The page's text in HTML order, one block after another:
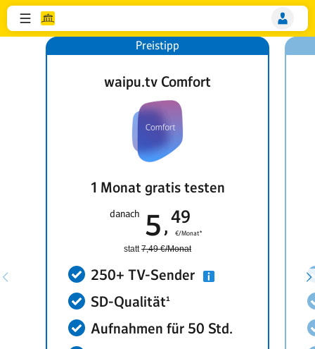
waipu.tv Comfort
1 Monat gratis testen
danach 5 49
€/Monat*
statt7,49 €/Monat
250+ TV-Sender
SD-Qualität¹
Aufnahmen für 50 Std.